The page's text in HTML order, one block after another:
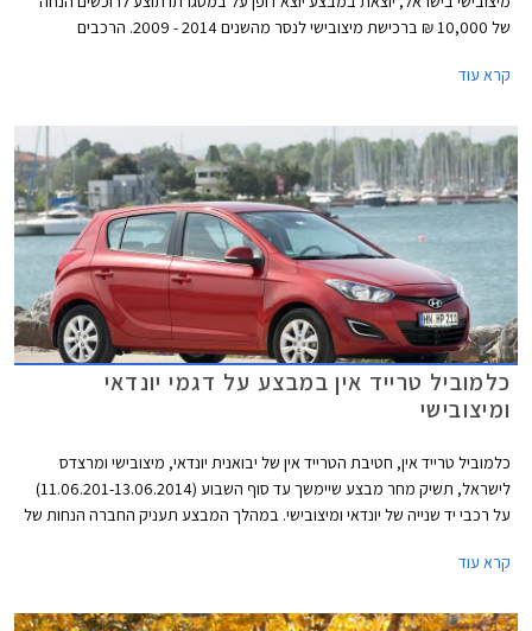
של 10,000 ₪ ברכישת מיצובישי לנסר מהשנים 2014 - 2009. הרכבים
מחירון לוי יצחק העדכני ביום הרכישה.
קרא עוד
כלמוביל טרייד אין במבצע על דגמי יונדאי
ומיצובישי
כלמוביל טרייד אין, חטיבת הטרייד אין של יבואנית יונדאי, מיצובישי ומרצדס
לישראל, תשיק מחר מבצע שיימשך עד סוף השבוע (11.06.201-13.06.2014)
על רכבי יד שנייה של יונדאי ומיצובישי. במהלך המבצע תעניק החברה הנחות של
קרא עוד